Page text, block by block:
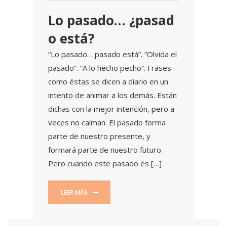
Lo pasado… ¿pasad
o está?
“Lo pasado… pasado está”. “Olvida el
pasado”. “A lo hecho pecho”. Frases
como éstas se dicen a diario en un
intento de animar a los demás. Están
dichas con la mejor intención, pero a
veces no calman. El pasado forma
parte de nuestro presente, y
formará parte de nuestro futuro.
Pero cuando este pasado es […]
LEER MÁS